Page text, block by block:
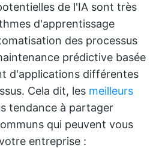
de l'IA sont très
d'apprentissage
des processus
prédictive basée
d'applications différentes
Cela dit, les meilleurs
tendance à partager
qui peuvent vous
entreprise :